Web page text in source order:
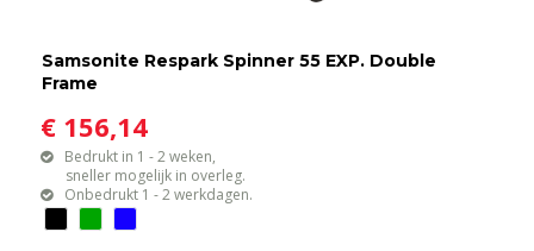
Samsonite Respark Spinner 55 EXP. Double
Frame
€ 156,14
Bedrukt in 1 - 2 weken,
sneller mogelijk in overleg.
Onbedrukt 1 - 2 werkdagen.